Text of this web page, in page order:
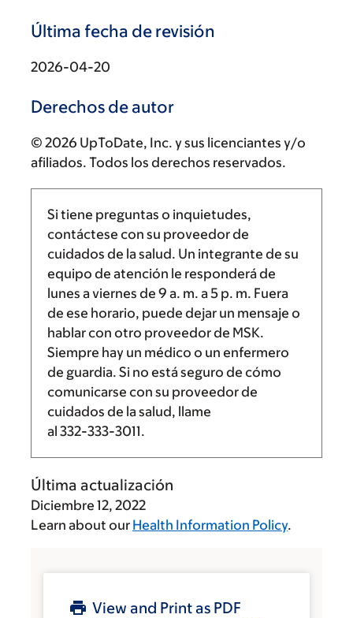
Última fecha de revisión
2026-04-20
Derechos de autor
© 2026 UpToDate, Inc. y sus licenciantes y/o
afiliados. Todos los derechos reservados.
Si tiene preguntas o inquietudes,
contáctese con su proveedor de
cuidados de la salud. Un integrante de su
equipo de atención le responderá de
lunes a viernes de 9 a. m. a5 p. m. Fuera
de ese horario, puede dejar un mensaje o
hablar con otro proveedor de MSK.
Siempre hay un médico o un enfermero
de guardia. Si no está seguro de cómo
comunicarse con su proveedor de
cuidados de la salud, llame
al 332-333-3011.
Última actualización
Diciembre 12, 2022
Learn about our Health Information Policy.
View and Print as PDF